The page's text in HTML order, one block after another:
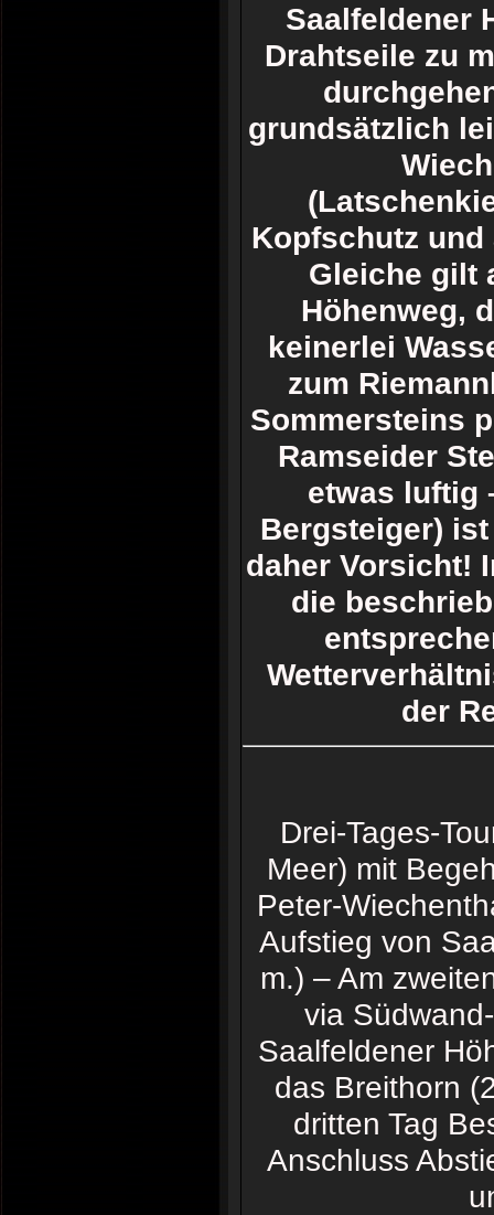
Saalfeldener
Drahtseile zu
grundsätzlich
Kopfschutz
Gleiche gilt
Höhenweg,
keinerlei
zum
Sommersteins
Ramseider
etwas luftig
Bergsteiger)
daher Vorsicht!
die
der
Drei-Tages-
Meer) mit
Peter-
Aufstieg von
m.) – Am
via
Saalfeldener
das Breithorn
dritten Tag
Anschluss